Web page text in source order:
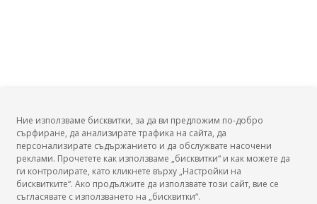
БГ Заплати
Ние използваме бисквитки, за да ви предложим по-добро
сърфиране, да анализирате трафика на сайта, да
персонализирате съдържанието и да обслужвате насочени
реклами. Прочетете как използваме „бисквитки“ и как можете да
ги контролирате, като кликнете върху „Настройки на
бисквитките“. Ако продължите да използвате този сайт, вие се
съгласявате с използването на „бисквитки“.